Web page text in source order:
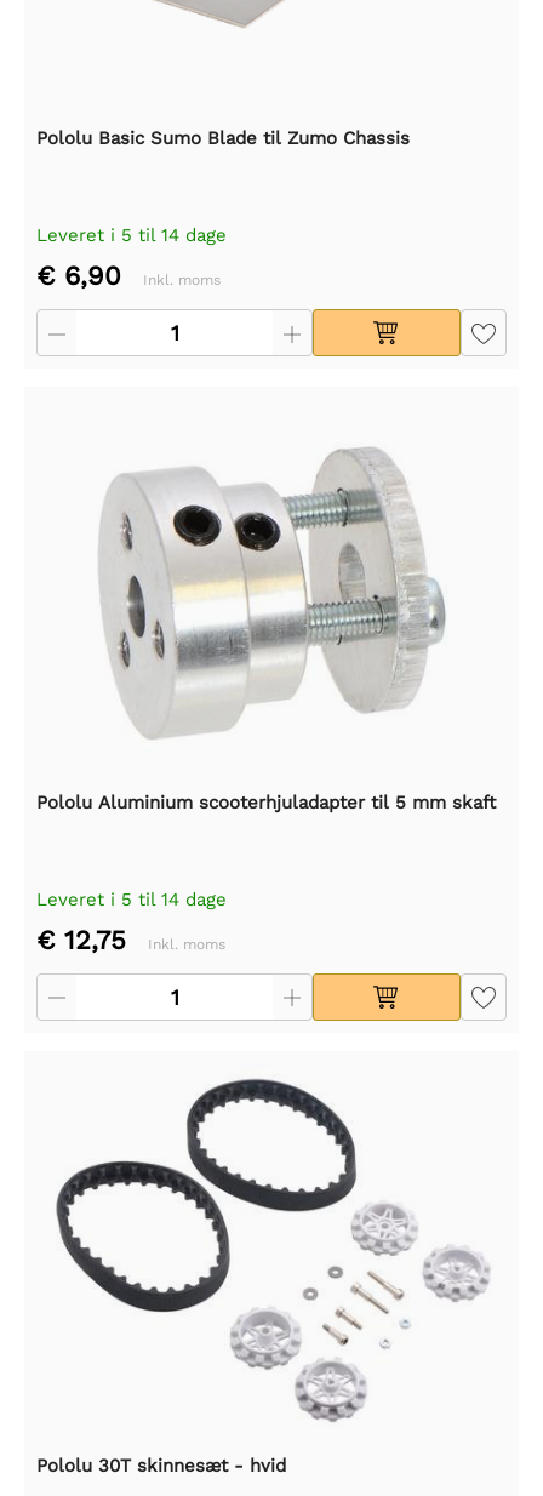
Pololu Basic Sumo Blade til Zumo Chassis
Leveret i 5 til 14 dage
€ 6,90 Inkl. moms
Pololu Aluminium scooterhjuladapter til 5 mm skaft
Leveret i 5 til 14 dage
€ 12,75 Inkl. moms
Pololu 30T skinnesæt - hvid